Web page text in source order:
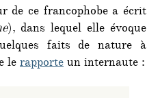
de ce francophobe a écrit
), dans lequel elle évoque
faits de nature à
lerapporteun internaute :